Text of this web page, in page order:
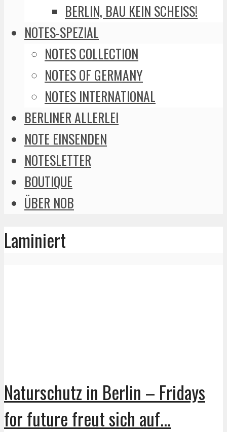
BERLIN, BAU KEIN SCHEISS!
NOTES-SPEZIAL
NOTES COLLECTION
NOTES OF GERMANY
NOTES INTERNATIONAL
BERLINER ALLERLEI
NOTE EINSENDEN
NOTESLETTER
BOUTIQUE
ÜBER NOB
Laminiert
Naturschutz in Berlin – Fridays
for future freut sich auf...